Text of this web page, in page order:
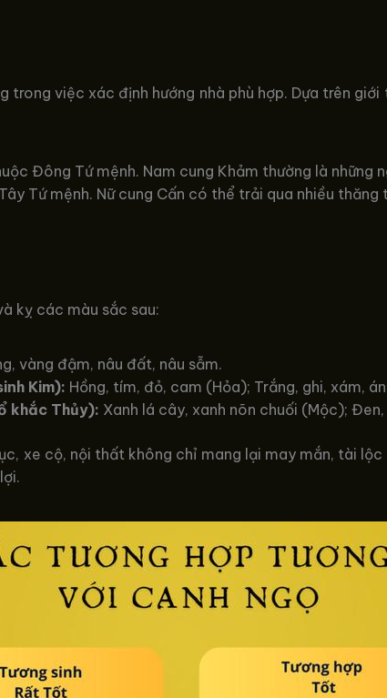
việc xác định hướng nhà phù hợp. Dựa trên
Đông Tứ mệnh. Nam cung Khảm thường là
Tứ mệnh. Nữ cung Cấn có thể trải qua nhiều
kỵ các màu sắc sau:
vàng đậm, nâu đất, nâu sẫm.
Kim): Hồng, tím, đỏ, cam (Hỏa); Trắng, ghi, xám,
khắc Thủy): Xanh lá cây, xanh nõn chuối (Mộc);
xe cộ, nội thất không chỉ mang lại may mắn, tài